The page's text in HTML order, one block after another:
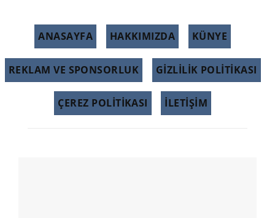
ANASAYFA HAKKIMIZDA KÜNYE
REKLAM VE SPONSORLUK GIZLILIK POLITIKASI
ÇEREZ POLITIKASI İLETİŞİM